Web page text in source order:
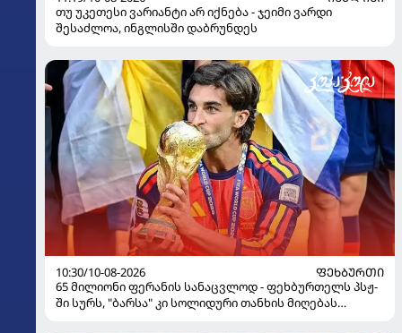
თუ უკეთესი ვარიანტი არ იქნება - ჯეიმი ვარდი
შესაძლოა, ინგლისში დაბრუნდეს
10:30/10-08-2026
ᲤᲔᲮᲑᲣᲠᲗᲘ
65 მილიონი ფერანის სანაცვლოდ - ფეხბურთელს პსჟ-
ში სურს, "ბარსა" კი სოლიდური თანხის მიღებას